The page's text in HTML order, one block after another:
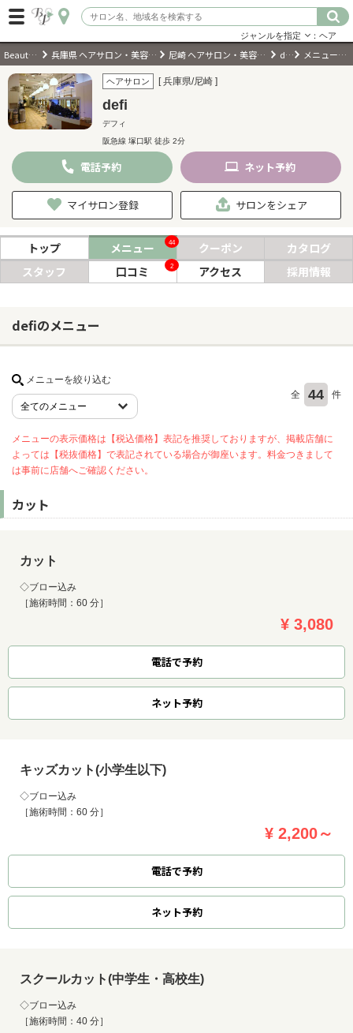
ログイン
会員登録
キーワード検索
ジャンルを選択
キーワードで検索
現在地から探す
ヘアサロン
まつげサロン
リラクゼーションサロン
ヘアカタログ
ネイルカタログ
お問い合わせ
ジャンルを指定 ：ヘア
BeautyPark 兵庫県 ヘアサロン・美容室・美容院 尼崎 ヘアサロン・美容室・美容院 defi メニュー・料金
ヘアサロン [ 兵庫県/尼崎 ]
defi
デフィ
阪急線 塚口駅 徒歩 2分
電話予約 ネット予約
マイサロン登録 サロンをシェア
トップ メニュー 44 クーポン
カタログ
スタッフ
口コミ 2 アクセス 採用情報
defiのメニュー
メニューを絞り込む
全
44 件
メニューの表示価格は【税込価格】表記を推奨しておりますが、掲載店舗に
よっては【税抜価格】で表記されている場合が御座います。料金つきまして
は事前に店舗へご確認ください。
カット
カット
◇ブロー込み
［施術時間：60 分］
¥ 3,080
電話で予約
ネット予約
キッズカット(小学生以下)
◇ブロー込み
［施術時間：60 分］
¥ 2,200～
電話で予約
ネット予約
スクールカット(中学生・高校生)
◇ブロー込み
［施術時間：40 分］